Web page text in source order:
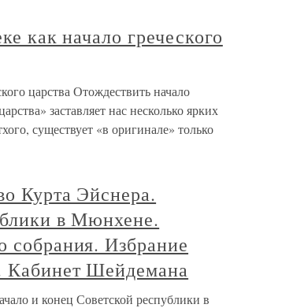
как начало греческого
царства Отождествить начало
заставляет нас несколько ярких
существует «в оригинале» только
Курта Эйснера.
в Мюнхене.
собрания. Избрание
Кабинет Шейдемана
и конец Советской республики в